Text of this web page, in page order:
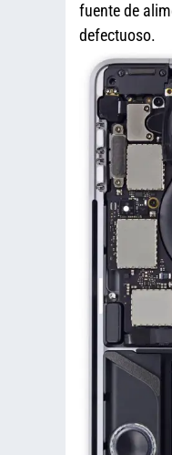
fuente de
defectuoso.